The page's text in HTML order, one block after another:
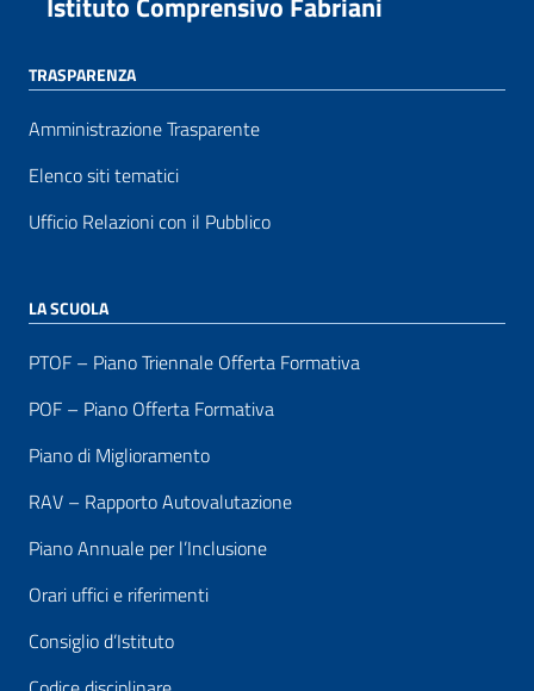
TRASPARENZA
Amministrazione Trasparente
Elenco siti tematici
Ufficio Relazioni con il Pubblico
LA SCUOLA
PTOF – Piano Triennale Offerta Formativa
POF – Piano Offerta Formativa
Piano di Miglioramento
RAV – Rapporto Autovalutazione
Piano Annuale per l’Inclusione
Orari uffici e riferimenti
Consiglio d’Istituto